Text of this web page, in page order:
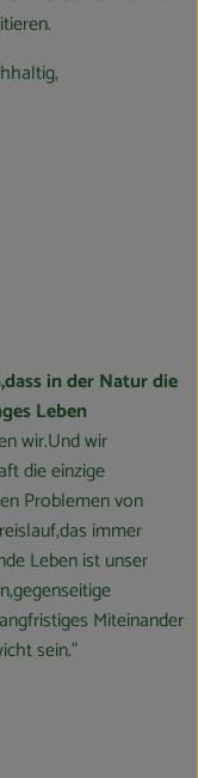
in der Natur die
Leben
wir.Und wir
die einzige
Problemen von
immer
Leben ist unser
Miteinander
sein."